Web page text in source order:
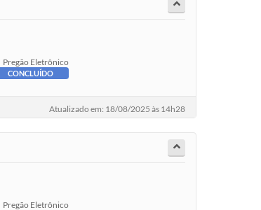
Pregão Eletrônico
CONCLUÍDO
Atualizado em: 18/08/2025 às 14h28
Pregão Eletrônico